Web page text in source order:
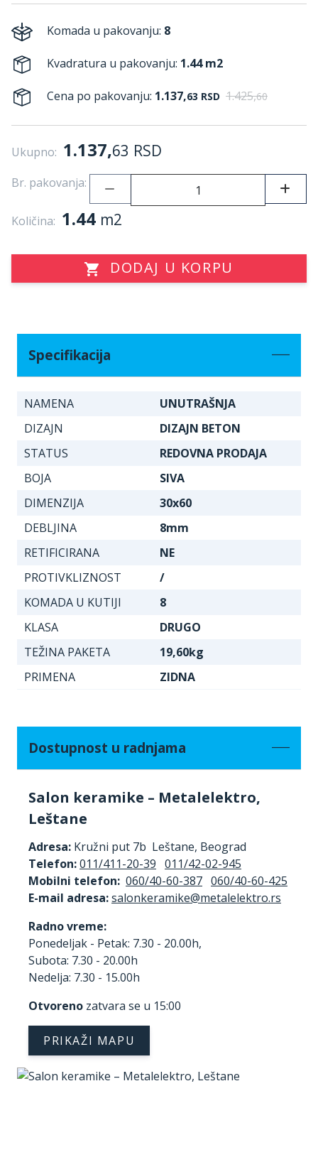
Komada u pakovanju: 8
Kvadratura u pakovanju: 1.44 m2
Cena po pakovanju: 1.137,63 RSD 1.425,60
Ukupno: 1.137,63 RSD
Br. pakovanja:
Količina: 1.44 m2
DODAJ U KORPU
Specifikacija
NAMENA
UNUTRAŠNJA
DIZAJN
DIZAJN BETON
STATUS
REDOVNA PRODAJA
BOJA
SIVA
DIMENZIJA
30x60
DEBLJINA
8mm
RETIFICIRANA
NE
PROTIVKLIZNOST
/
KOMADA U KUTIJI
8
KLASA
DRUGO
TEŽINA PAKETA
19,60kg
PRIMENA
ZIDNA
Dostupnost u radnjama
Salon keramike – Metalelektro,
Leštane
Adresa: Kružni put 7b Leštane, Beograd
Telefon:011/411-20-39 011/42-02-945
Mobilni telefon: 060/40-60-387 060/40-60-425
E-mail adresa:
Radno vreme:
Ponedeljak - Petak: 7.30 - 20.00h,
Subota: 7.30 - 20.00h
Nedelja: 7.30 - 15.00h
Otvoreno zatvara se u 15:00
PRIKAŽI MAPU